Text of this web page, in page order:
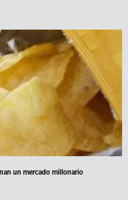
un mercado millonario